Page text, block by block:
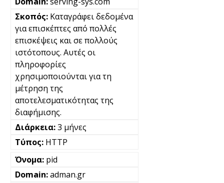
Καταγράφει δεδομένα
για επισκέπτες από πολλές
επισκέψεις και σε πολλούς
ιστότοπους. Αυτές οι
πληροφορίες
χρησιμοποιούνται για τη
μέτρηση της
αποτελεσματικότητας της
διαφήμισης.
3 μήνες
HTTP
pid
adman.gr